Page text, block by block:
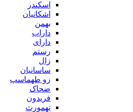
اسکندر
اشکانیان
بهمن
داراب
دارای
رستم
زال
ساسانیان
زو طهماسپ‏
ضحاک
فریدون
تهمورث